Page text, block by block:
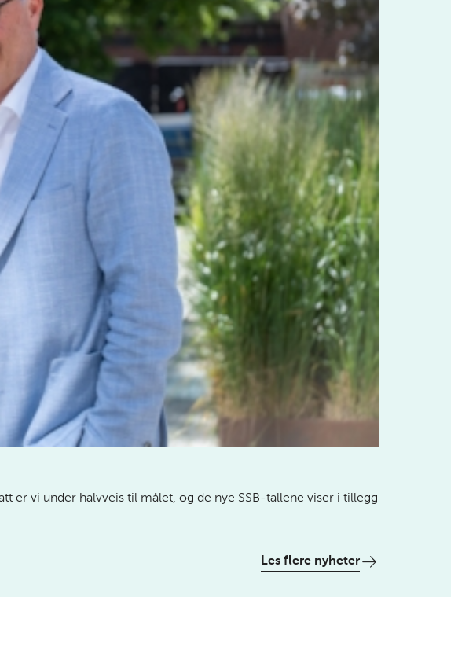
er vi under halvveis til målet, og de nye SSB-tallene viser i tillegg
Les flere nyheter